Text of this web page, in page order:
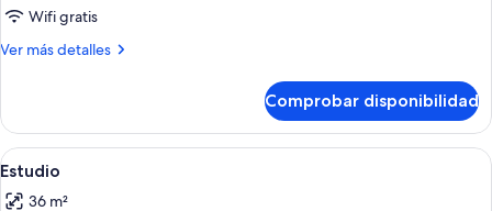
Wifi gratis
Ver más detalles
Más
Comprobar disponibilidad
Abrir
todas
Un dormitorio con literas, un
30
Estudio
36 m²